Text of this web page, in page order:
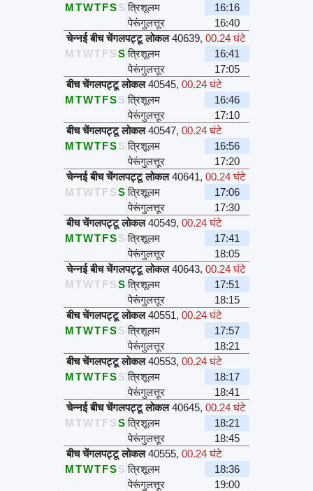
MTWTFSS त्रिशूलम
16:16
पेरूंगुलत्तूर
16:40
चेन्नई बीच चेंगलपट्टू लोकल 40639, 00.24 घंटे
M TWTFSS त्रिशूलम
16:41
पेरूंगुलत्तूर
17:05
बीच चेंगलपट्टू लोकल 40545, 00.24 घंटे
MTWTFSS त्रिशूलम
16:46
पेरूंगुलत्तूर
17:10
बीच चेंगलपट्टू लोकल 40547, 00.24 घंटे
MTWTFSS त्रिशूलम
16:56
पेरूंगुलत्तूर
17:20
चेन्नई बीच चेंगलपट्टू लोकल 40641, 00.24 घंटे
M TWTFSS त्रिशूलम
17:06
पेरूंगुलत्तूर
17:30
बीच चेंगलपट्टू लोकल 40549, 00.24 घंटे
MTWTFSS त्रिशूलम
17:41
पेरूंगुलत्तूर
18:05
चेन्नई बीच चेंगलपट्टू लोकल 40643, 00.24 घंटे
M TWTFSS त्रिशूलम
17:51
पेरूंगुलत्तूर
18:15
बीच चेंगलपट्टू लोकल 40551, 00.24 घंटे
MTWTFSS त्रिशूलम
17:57
पेरूंगुलत्तूर
18:21
बीच चेंगलपट्टू लोकल 40553, 00.24 घंटे
MTWTFSS त्रिशूलम
18:17
पेरूंगुलत्तूर
18:41
चेन्नई बीच चेंगलपट्टू लोकल 40645, 00.24 घंटे
M TWTFSS त्रिशूलम
18:21
पेरूंगुलत्तूर
18:45
बीच चेंगलपट्टू लोकल 40555, 00.24 घंटे
MTWTFSS त्रिशूलम
18:36
पेरूंगुलत्तूर
19:00